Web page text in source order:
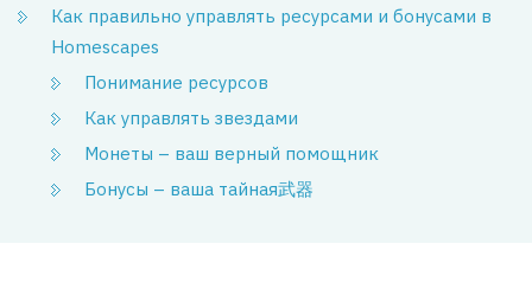
Как правильно управлять ресурсами и бонусами в
Homescapes
Понимание ресурсов
Как управлять звездами
Монеты – ваш верный помощник
Бонусы – ваша тайная武器